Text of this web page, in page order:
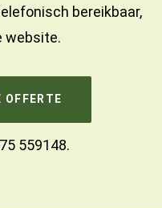
bereikbaar,
website.
559148.